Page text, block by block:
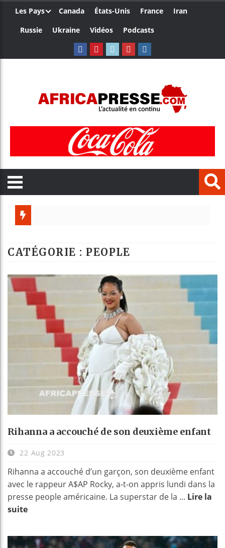
Les Pays Canada États-Unis France
Iran
Russie
Ukraine Vidéos Podcasts
Reboisement :
CATÉGORIE : PEOPLE
Rihanna a accouché de son deuxième enfant
22 Aug 2023
Rihanna a accouché d’un garçon, son deuxième enfant
avec le rappeur A$AP Rocky, a-t-on appris lundi dans la
presse people américaine. La superstar de la ... Lire la
suite